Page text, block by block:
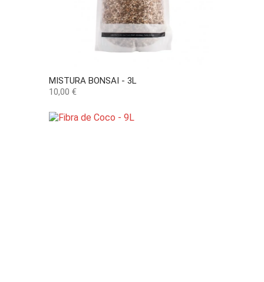
MISTURA BONSAI - 3L
Preço
10,00 €